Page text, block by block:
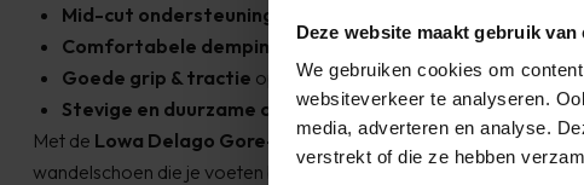
Deze website maakt gebruik van
We gebruiken cookies om
websiteverkeer te analyseren.
media, adverteren en analyse.
verstrekt of die ze hebben
Mid-cut ondersteuning
Comfortabele demping
voor langdurig wandelplezier
Goede grip & tractie op diverse ondergronden
Stevige en duurzame constructie
Met de Lowa Delago Gore-Tex Midkies je voor een
wandelschoen die je voeten beschermd, ondersteunt en